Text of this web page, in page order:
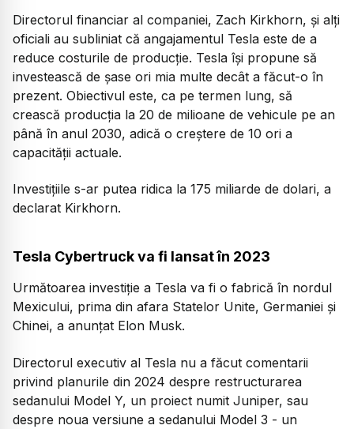
Directorul financiar al companiei, Zach Kirkhorn, și alți
oficiali au subliniat că angajamentul Tesla este de a
reduce costurile de producție. Tesla își propune să
investească de șase ori mia multe decât a făcut-o în
prezent. Obiectivul este, ca pe termen lung, să
crească producția la 20 de milioane de vehicule pe an
până în anul 2030, adică o creștere de 10 ori a
capacității actuale.
Investiţiile s-ar putea ridica la 175 miliarde de dolari, a
declarat Kirkhorn.
Tesla Cybertruck va fi lansat în 2023
Următoarea investiție a Tesla va fi o fabrică în nordul
Mexicului, prima din afara Statelor Unite, Germaniei şi
Chinei, a anunţat Elon Musk.
Directorul executiv al Tesla nu a făcut comentarii
privind planurile din 2024 despre restructurarea
sedanului Model Y, un proiect numit Juniper, sau
despre noua versiune a sedanului Model 3 - un